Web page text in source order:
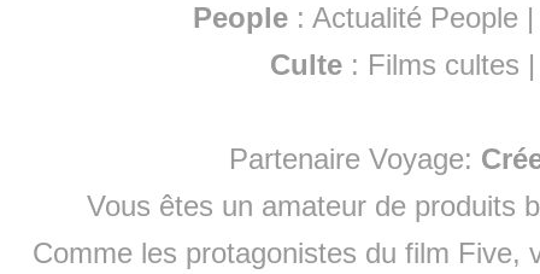
People :Actualité People
Culte : Films cultes
Partenaire Voyage:
Vous êtes un amateur de produits
Comme les protagonistes du film Five,